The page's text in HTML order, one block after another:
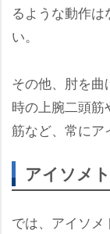
るような動作
い。
その他、肘を
時の上腕二頭
筋など、常にア
アイソメ
では、アイソメ